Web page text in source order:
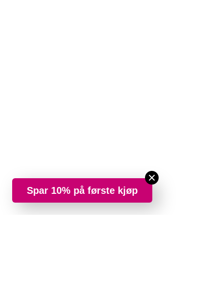
Spar 10% på første kjøp